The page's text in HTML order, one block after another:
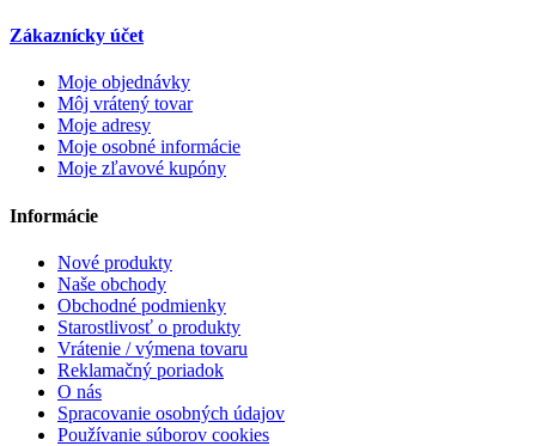
Zákaznícky účet
Moje objednávky
Môj vrátený tovar
Moje adresy
Moje osobné informácie
Moje zľavové kupóny
Informácie
Nové produkty
Naše obchody
Obchodné podmienky
Starostlivosť o produkty
Vrátenie / výmena tovaru
Reklamačný poriadok
O nás
Spracovanie osobných údajov
Používanie súborov cookies